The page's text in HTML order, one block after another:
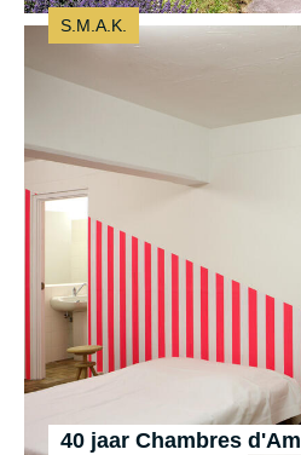
40 jaar Chambres
S.M.A.K.